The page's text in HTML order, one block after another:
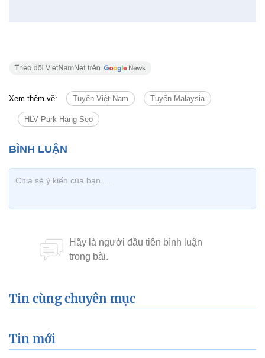
Xem thêm về: Tuyển Việt Nam Tuyển Malaysia
HLV Park Hang Seo
Tin cùng chuyên mục
Tin mới